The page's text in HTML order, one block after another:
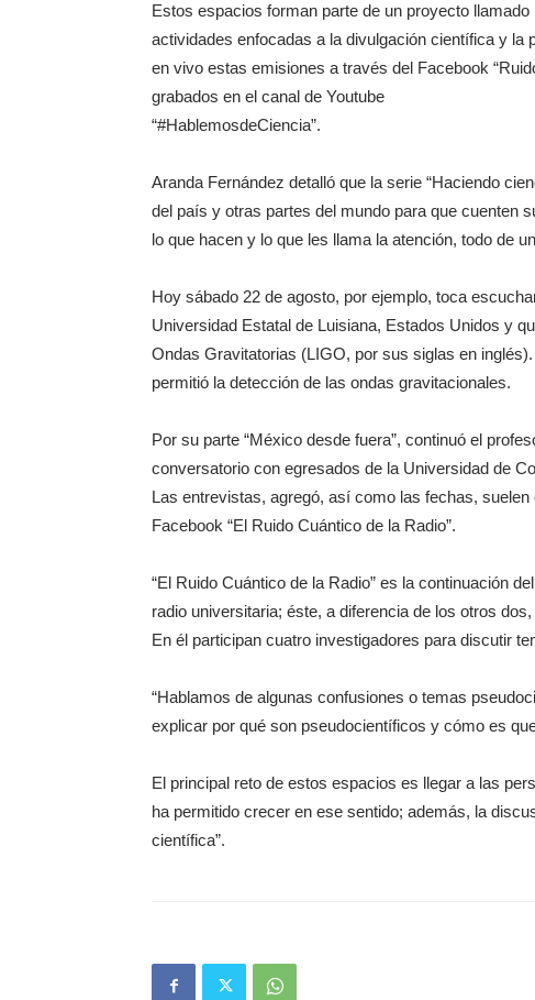
Estos espacios forman parte de un proyecto
actividades enfocadas a la divulgación científica y
en vivo estas emisiones a través del Facebook
grabados en el canal de Youtube
“#HablemosdeCiencia”.
Aranda Fernández detalló que la serie “Haciendo
del país y otras partes del mundo para que cuenten
lo que hacen y lo que les llama la atención, todo de
Hoy sábado 22 de agosto, por ejemplo, toca
Universidad Estatal de Luisiana, Estados Unidos y
Ondas Gravitatorias (LIGO, por sus siglas en
permitió la detección de las ondas gravitacionales.
Por su parte “México desde fuera”, continuó el
conversatorio con egresados de la Universidad de
Las entrevistas, agregó, así como las fechas,
Facebook “El Ruido Cuántico de la Radio”.
“El Ruido Cuántico de la Radio” es la continuación
radio universitaria; éste, a diferencia de los otros
En él participan cuatro investigadores para discutir
“Hablamos de algunas confusiones o temas
explicar por qué son pseudocientíficos y cómo es
El principal reto de estos espacios es llegar a las
ha permitido crecer en ese sentido; además, la
científica”.